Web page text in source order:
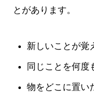
とがあります。
新しいことが覚
同じことを何度
物をどこに置い